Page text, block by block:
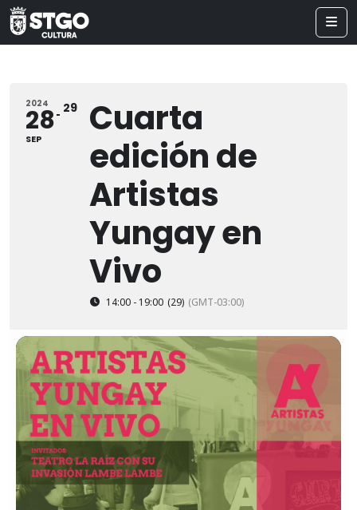
2024
28
SEP
29
Cuarta
edición de
Artistas
Yungay en
Vivo
14:00 - 19:00 (29) (GMT-03:00)